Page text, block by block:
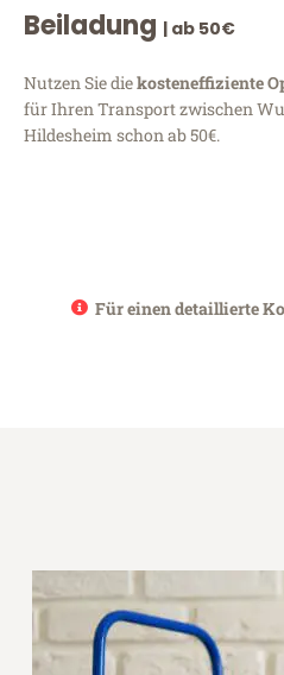
Beiladung | ab 50€
Nutzen Sie diekosteneffiziente
für Ihren Transport zwischen
Hildesheim schon ab 50€.
Für einen detaillierte